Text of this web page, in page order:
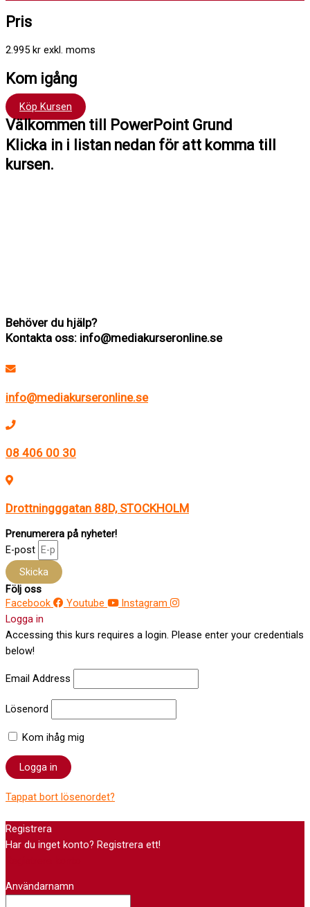
Pris
2.995 kr exkl. moms
Kom igång
Köp Kursen
Välkommen till PowerPoint Grund
Klicka in i listan nedan för att komma till
kursen.
Behöver du hjälp?
Kontakta oss: info@mediakurseronline.se
info@mediakurseronline.se
08 406 00 30
Drottningggatan 88D, STOCKHOLM
Prenumerera på nyheter!
E-post
Skicka
Följ oss
Facebook
Youtube
Instagram
Logga in
Accessing this kurs requires a login. Please enter your credentials
below!
Email Address
Lösenord
Kom ihåg mig
Tappat bort lösenordet?
Registrera
Har du inget konto? Registrera ett!
Användarnamn